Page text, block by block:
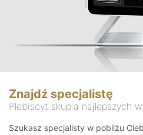
Znajdź specjalistę
Plebiscyt skupia najlepszych
Szukasz specjalisty w pobliżu